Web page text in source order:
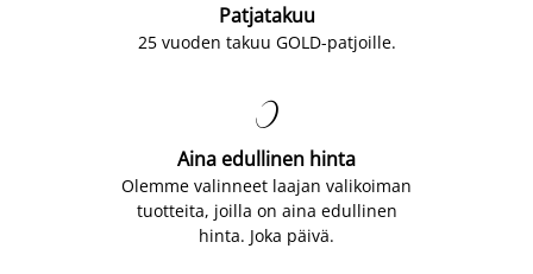
Patjatakuu
25 vuoden takuu GOLD-patjoille.

Aina edullinen hinta
Olemme valinneet laajan valikoiman
tuotteita, joilla on aina edullinen
hinta. Joka päivä.